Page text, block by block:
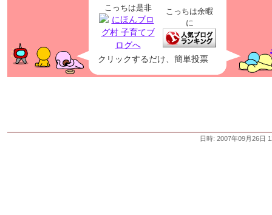
こっちは是非
こっちは余暇
に
クリックするだけ、簡単投票
日時: 2007年09月26日